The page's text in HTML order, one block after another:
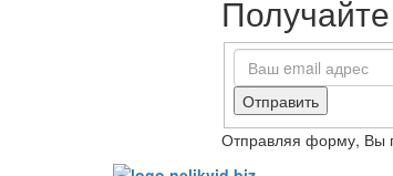
Отправить
Отправляя форму, Вы